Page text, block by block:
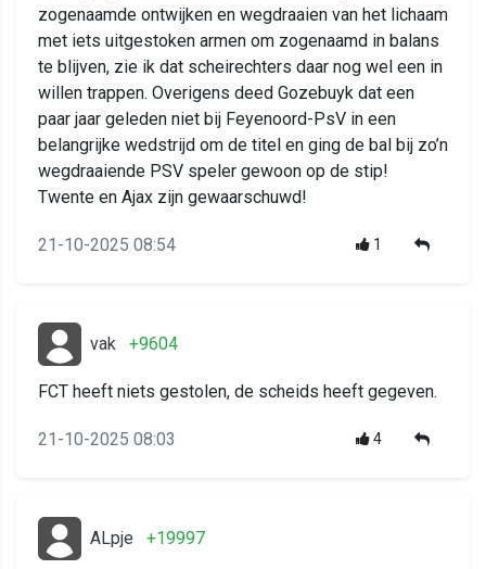
zogenaamde ontwijken en wegdraaien van het lichaam
met iets uitgestoken armen om zogenaamd in balans
te blijven, zie ik dat scheirechters daar nog wel een in
willen trappen. Overigens deed Gozebuyk dat een
paar jaar geleden niet bij Feyenoord-PsV in een
belangrijke wedstrijd om de titel en ging de bal bij zo’n
wegdraaiende PSV speler gewoon op de stip!
Twente en Ajax zijn gewaarschuwd!
21-10-2025 08:54 1
vak +9604
FCT heeft niets gestolen, de scheids heeft gegeven.
21-10-2025 08:03 4
ALpje +19997